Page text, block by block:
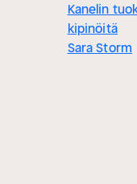
Kanelin
kipinöitä
Sara Storm